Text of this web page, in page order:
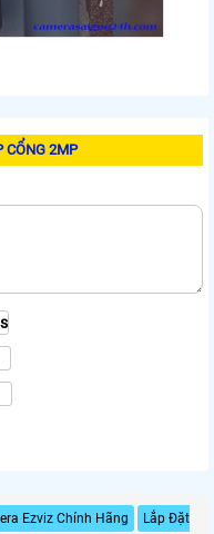
CỔNG 2MP
Ezviz Chính Hãng
Lắp Đặt